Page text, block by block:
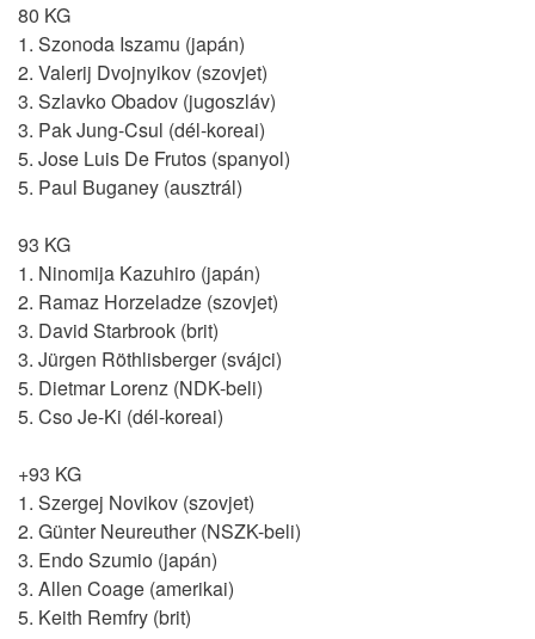
80 KG
1. Szonoda Iszamu (japán)
2. Valerij Dvojnyikov (szovjet)
3. Szlavko Obadov (jugoszláv)
3. Pak Jung-Csul (dél-koreai)
5. Jose Luis De Frutos (spanyol)
5. Paul Buganey (ausztrál)
93 KG
1. Ninomija Kazuhiro (japán)
2. Ramaz Horzeladze (szovjet)
3. David Starbrook (brit)
3. Jürgen Röthlisberger (svájci)
5. Dietmar Lorenz (NDK-beli)
5. Cso Je-Ki (dél-koreai)
+93 KG
1. Szergej Novikov (szovjet)
2. Günter Neureuther (NSZK-beli)
3. Endo Szumio (japán)
3. Allen Coage (amerikai)
5. Keith Remfry (brit)